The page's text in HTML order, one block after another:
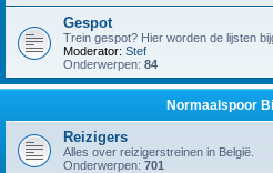
Gespot
Trein gespot? Hier worden de lijsten
Moderator: Stef
Onderwerpen: 84
Normaalspoor
Reizigers
Alles over reizigerstreinen in België.
Onderwerpen: 701